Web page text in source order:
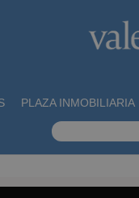
PLAZA INMOBILIARIA